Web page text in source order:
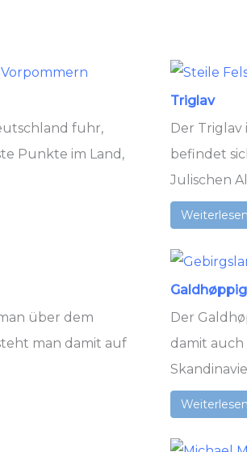
fuhr,
Punkte im Land,
Triglav
Der Triglav
befindet
Julischen
über dem
man damit auf
Der
damit